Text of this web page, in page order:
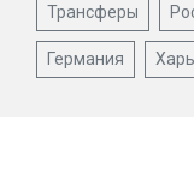
Трансферы
Германия